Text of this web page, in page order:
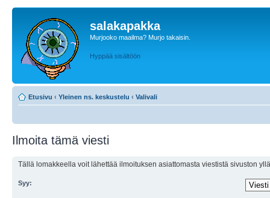
salakapakka
Murjooko maailma? Murjo takaisin.
Hyppää sisältöön
Etusivu ‹ Yleinen ns. keskustelu ‹ Valivali
Ilmoita tämä viesti
Tällä lomakkeella voit lähettää ilmoituksen asiattomasta viestistä sivuston
Syy: